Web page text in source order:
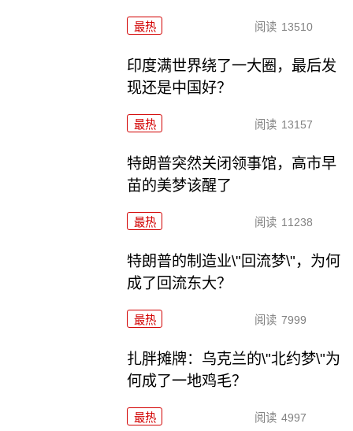
最热 阅读 13510
印度满世界绕了一大圈，最后发
现还是中国好？
最热 阅读 13157
特朗普突然关闭领事馆，高市早
苗的美梦该醒了
最热 阅读 11238
特朗普的制造业\"回流梦\"，为何
成了回流东大？
最热 阅读 7999
扎胖摊牌：乌克兰的\"北约梦\"为
何成了一地鸡毛？
最热 阅读 4997